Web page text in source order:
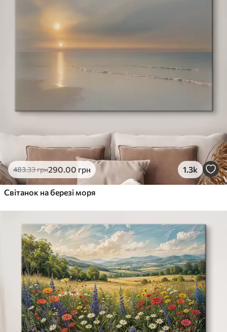
483.33грн290.00 грн 1.3k
Світанок на березі моря